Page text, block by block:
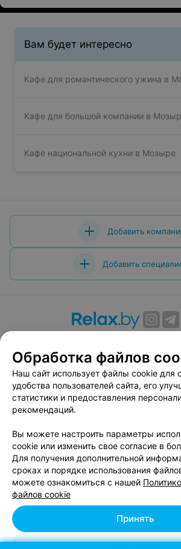
Вам будет интересно
Кафе для романтического ужина в
Кафе для большой компании в
Кафе национальной кухни в Мозыре
Добавить
Добавить
Вакансии
Публичный договор
Публичный договор по
«Афиша»
Пользовательское
Связаться по вопросам
Написать руководителю
Персональные настройки
Обработка персональных
© 2026 ООО «Артокс Лаб», УНП 191700409,
Минский горисполком| 220012, Республика
Обработка файлов
Наш сайт использует файлы cookie для
удобства пользователей сайта, его
статистики и предоставления
рекомендаций.
Вы можете настроить параметры
cookie или изменить свое согласие в
Для получения дополнительной
сроках и порядке использования
можете ознакомиться с нашей
файлов cookie
Отклонить
Принять